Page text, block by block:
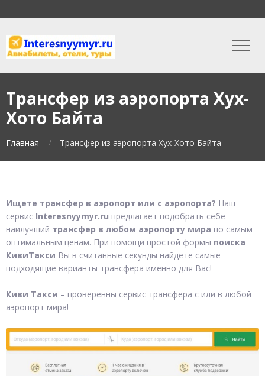
Трансфер из аэропорта Хух-
Хото Байта
Главная Трансфер из аэропорта Хух-Хото Байта
Ищете трансфер в аэропорт или с аэропорта? Наш
сервис Interesnyymyr.ru предлагает подобрать себе
наилучший трансфер в любом аэропорту мира по самым
оптимальным ценам. При помощи простой формы поиска
КивиТакси Вы в считанные секунды найдете самые
подходящие варианты трансфера именно для Вас!
Киви Такси – проверенны сервис трансфера с или в любой
аэропорт мира!